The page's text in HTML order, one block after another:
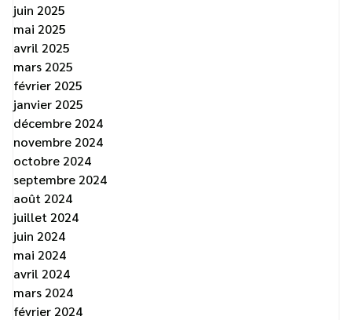
juin 2025
mai 2025
avril 2025
mars 2025
février 2025
janvier 2025
décembre 2024
novembre 2024
octobre 2024
septembre 2024
août 2024
juillet 2024
juin 2024
mai 2024
avril 2024
mars 2024
février 2024